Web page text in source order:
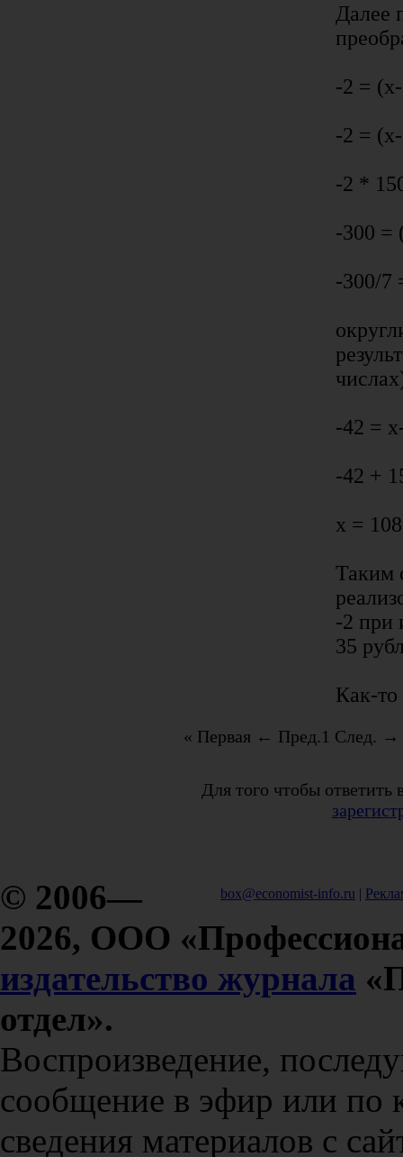
Далее
-2 =
-2 =
-2 *
-300 =
-300/7
-42 =
-42 +
х = 108
Таким
-2 при
35
Как-то
« Первая ← Пред.1 След. →
Для того чтобы
box@economist-info.ru |
© 2006—
2026, ООО
издательство журнала
отдел».
Воспроизведение,
сообщение в эфир или по
сведения материалов с